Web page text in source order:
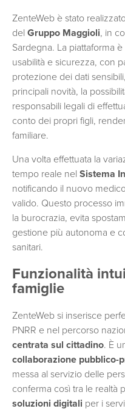
ZenteWeb è stato
del Gruppo Maggioli, in
Sardegna. La piattaforma
usabilità e sicurezza, con
protezione dei dati
principali novità, la
responsabili legali di
conto dei propri figli,
familiare.
Una volta effettuata la
tempo reale nel Sistema
notificando il nuovo
valido. Questo processo
la burocrazia, evita
gestione più autonoma e
sanitari.
Funzionalità
famiglie
ZenteWeb si inserisce
PNRR e nel percorso
centrata sul cittadino. È
collaborazione pubblico-
messa al servizio delle
conferma così tra le realtà
soluzioni digitali per i